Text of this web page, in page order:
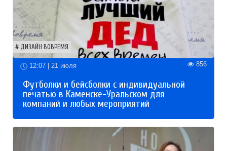
ДИЗАЙН ВОВРЕМЯ
12:07 | 21 июля 856
Футболки и бейсболки с индивидуальной
печатью в Каменске-Уральском для
компаний и любых мероприятий